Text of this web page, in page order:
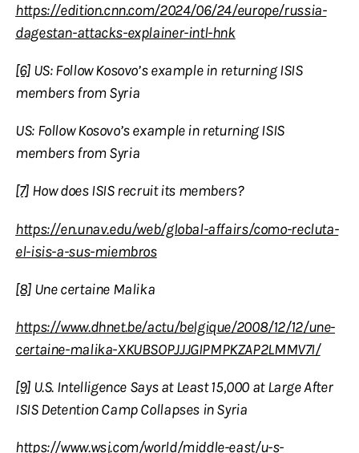
https://edition.cnn.com/2024/06/24/europe/russia-
dagestan-attacks-explainer-intl-hnk
[6]US: Follow Kosovo’s example in returning ISIS
members from Syria
US: Follow Kosovo’s example in returning ISIS
members from Syria
[7]How does ISIS recruit its members?
https://en.unav.edu/web/global-affairs/como-recluta-
el-isis-a-sus-miembros
[8]Une certaine Malika
https://www.dhnet.be/actu/belgique/2008/12/12/une-
certaine-malika-XKUBSOPJJJGIPMPKZAP2LMMV7I/
[9]U.S. Intelligence Says at Least 15,000 at Large After
ISIS Detention Camp Collapses in Syria
https://www.wsj.com/world/middle-east/u-s-